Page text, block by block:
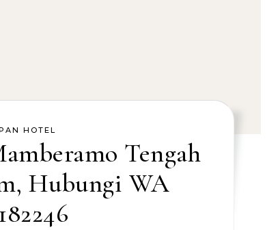
HOTEL
Tengah
Hubungi WA